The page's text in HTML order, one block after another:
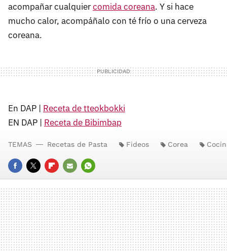
acompañar cualquiercomida coreana. Y si hace
mucho calor, acompáñalo con té frío o una cerveza
coreana.
En DAP | Receta de tteokbokki
EN DAP | Receta de Bibimbap
FACEBOOK
TWITTERFLIPBOARD
E-
MAIL
WHATSAPP
TEMAS Recetas de Pasta Fideos Corea